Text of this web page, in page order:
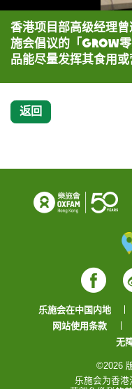
香港项目部高级经理
施会倡议的「GROW
品能尽量发挥其食用或
返回
乐施会在中国内地
网站使用条款
无
©2026
乐施会为香